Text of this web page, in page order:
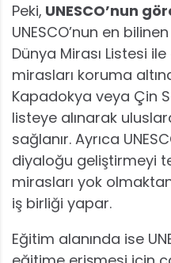
Peki, UNESCO’nun
UNESCO’nun en
Dünya Mirası Listesi
mirasları koruma
Kapadokya veya Çin
listeye alınarak
sağlanır. Ayrıca
diyaloğu geliştirmeyi
mirasları yok
iş birliği yapar.
Eğitim alanında ise